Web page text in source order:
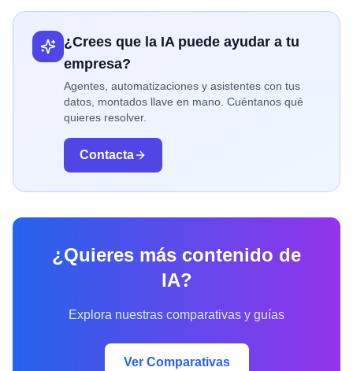
¿Crees que la IA puede ayudar a tu
empresa?
Agentes, automatizaciones y asistentes con tus
datos, montados llave en mano. Cuéntanos qué
quieres resolver.
Contacta
¿Quieres más contenido de
IA?
Explora nuestras comparativas y guías
Ver Comparativas